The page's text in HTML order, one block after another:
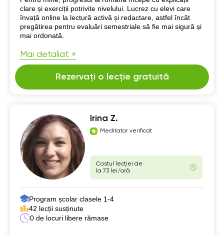
clare și exerciții potrivite nivelului. Lucrez cu elevi care
învață online la lectură activă și redactare, astfel încât
pregătirea pentru evaluări semestriale să fie mai sigură și
mai ordonată.
Mai detaliat »
Rezervați o lecție gratuită
Irina Z.
Meditator verificat
Costul lecției de
la 73 lei/oră
Program școlar clasele 1-4
42 lecții susținute
0 de locuri libere rămase